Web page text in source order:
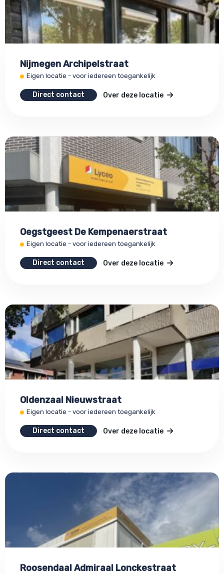
Nijmegen Archipelstraat
Eigen locatie - voor iedereen toegankelijk
Direct contact Over deze locatie
Oegstgeest De Kempenaerstraat
Eigen locatie - voor iedereen toegankelijk
Direct contact Over deze locatie
Oldenzaal Nieuwstraat
Eigen locatie - voor iedereen toegankelijk
Direct contact Over deze locatie
Roosendaal Admiraal Lonckestraat